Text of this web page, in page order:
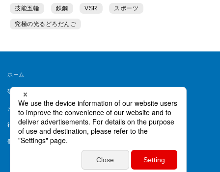
技能五輪 鉄鋼 VSR スポーツ
究極の光るどろだんご
ホーム
研磨ラボとは
お問い合わせ
行動ターゲティング等について ヘルプ
個人情報保護方針